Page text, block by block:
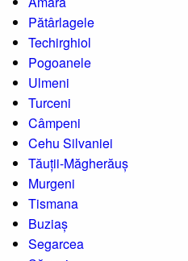
Pătârlagele
Techirghiol
Pogoanele
Ulmeni
Turceni
Câmpeni
Cehu Silvaniei
Tăuții-Măgherăuș
Murgeni
Tismana
Buziaș
Segarcea